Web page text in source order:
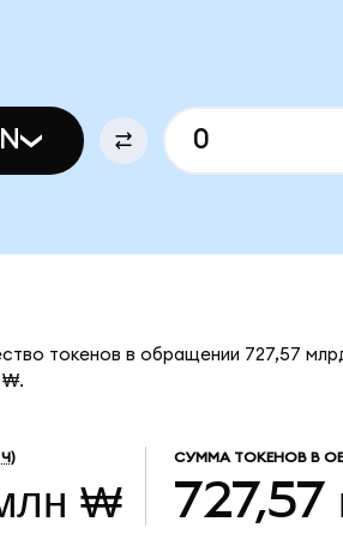
токенов в обращении 727,57
₩.
₩
СУММА ТОКЕНОВ В
727,57